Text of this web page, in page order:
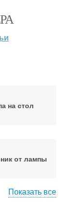
на стол
от лампы
Показать все